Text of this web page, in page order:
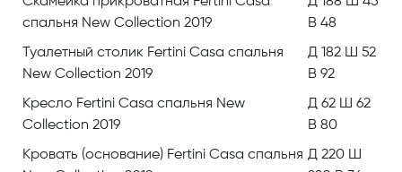
португальских лесов, экологически чистая, а
красотой и разнообразием.
Бренд занимает лидирующие позиции в мире
интерьера благодаря профессионалам,
работающим на фабрике и использованию
современных технологий. Изделия обладают
спальня New Collection 2019
В 48
Туалетный столик Fertini Casa спальня
New Collection 2019
Д 182 Ш 52
В 92
Кресло Fertini Casa спальня New
Collection 2019
Д 62 Ш 62
В 80
Кровать (основание) Fertini Casa спальня Д 220 Ш